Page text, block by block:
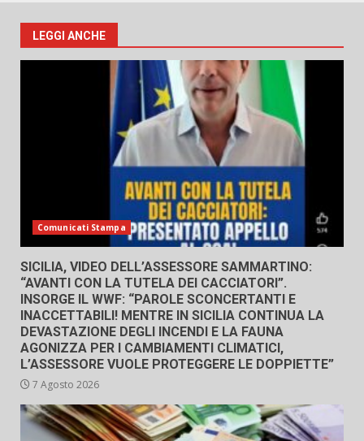
LEGGI ANCHE
Comunicati Stampa
SICILIA, VIDEO DELL’ASSESSORE SAMMARTINO:
“AVANTI CON LA TUTELA DEI CACCIATORI”.
INSORGE IL WWF: “PAROLE SCONCERTANTI E
INACCETTABILI! MENTRE IN SICILIA CONTINUA LA
DEVASTAZIONE DEGLI INCENDI E LA FAUNA
AGONIZZA PER I CAMBIAMENTI CLIMATICI,
L’ASSESSORE VUOLE PROTEGGERE LE DOPPIETTE”
7 Agosto 2026